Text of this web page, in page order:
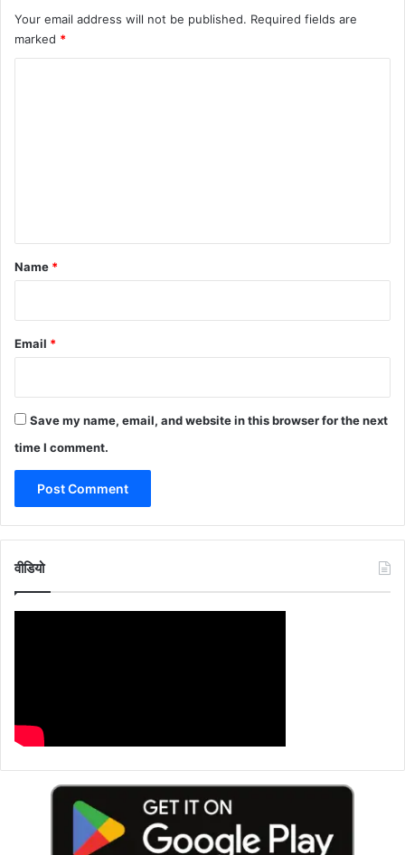
Your email address will not be published. Required fields are
marked *
*
Name *
Email *
Save my name, email, and website in this browser for the next
time I comment.
वीडियो